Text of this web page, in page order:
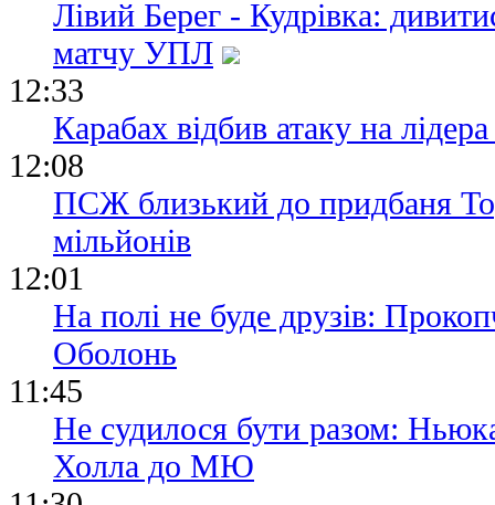
Лівий Берег - Кудрівка:
матчу УПЛ
12:33
Карабах відбив атаку на
12:08
ПСЖ близький до придбаня
мільйонів
12:01
На полі не буде друзів:
Оболонь
11:45
Не судилося бути разом:
Холла до МЮ